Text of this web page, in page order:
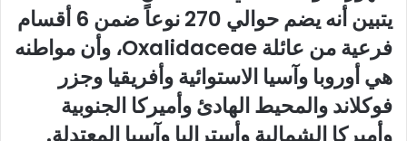
يتبين أنه يضم حوالي 270 نوعاً ضمن 6 أقسام
فرعية من عائلة Oxalidaceae، وأن مواطنه
هي أوروبا وآسيا الاستوائية وأفريقيا وجزر
فوكلاند والمحيط الهادئ وأميركا الجنوبية
وأميركا الشمالية وأستراليا وآسيا المعتدلة.